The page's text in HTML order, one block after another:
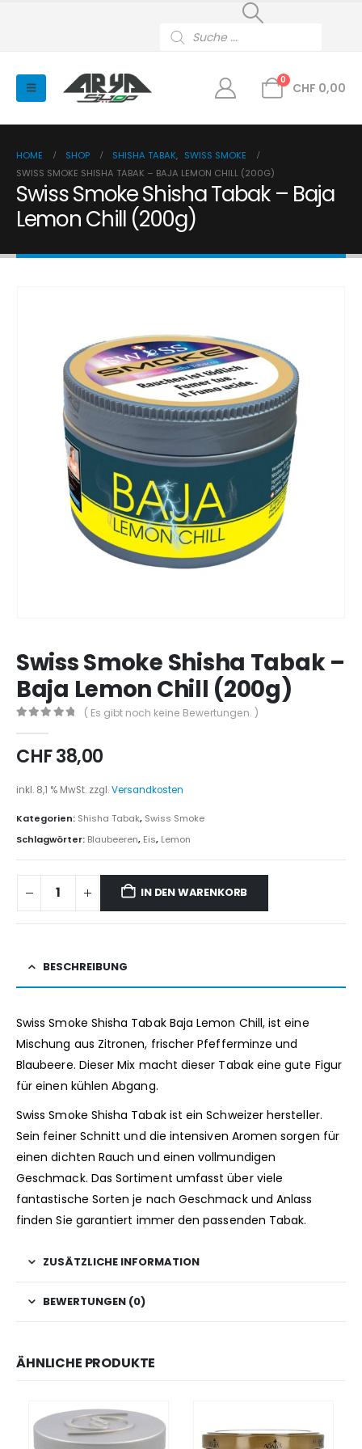
search
0
CHF 0,00
HOME SHOP SHISHA TABAK, SWISS SMOKE
SWISS SMOKE SHISHA TABAK – BAJA LEMON CHILL (200G)
Swiss Smoke Shisha Tabak – Baja
Lemon Chill (200g)
Swiss Smoke Shisha Tabak –
Baja Lemon Chill (200g)
( Es gibt noch keine Bewertungen. )
CHF38,00
inkl. 8,1 % MwSt. zzgl.Versandkosten
Kategorien: Shisha Tabak, Swiss Smoke
Schlagwörter: Blaubeeren, Eis, Lemon
IN DEN WARENKORB
BESCHREIBUNG
Swiss Smoke Shisha Tabak Baja Lemon Chill, ist eine
Mischung aus Zitronen, frischer Pfefferminze und
Blaubeere. Dieser Mix macht dieser Tabak eine gute Figur
für einen kühlen Abgang.
Swiss Smoke Shisha Tabak ist ein Schweizer hersteller.
Sein feiner Schnitt und die intensiven Aromen sorgen für
einen dichten Rauch und einen vollmundigen
Geschmack. Das Sortiment umfasst über viele
fantastische Sorten je nach Geschmack und Anlass
finden Sie garantiert immer den passenden Tabak.
ZUSÄTZLICHE INFORMATION
BEWERTUNGEN (0)
ÄHNLICHE PRODUKTE